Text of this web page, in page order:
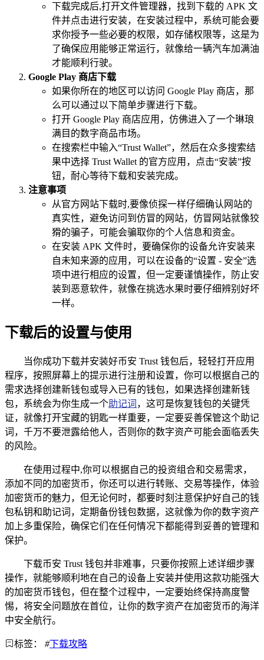
下载完成后,打开文件管理器，找到下载的 APK 文
件并点击进行安装，在安装过程中，系统可能会要
求你授予一些必要的权限，如存储权限等，这是为
了确保应用能够正常运行，就像给一辆汽车加满油
才能顺利行驶。
Google Play 商店下载
如果你所在的地区可以访问 Google Play 商店，那
么可以通过以下简单步骤进行下载。
打开 Google Play 商店应用，仿佛进入了一个琳琅
满目的数字商品市场。
在搜索栏中输入“Trust Wallet”，然后在众多搜索结
果中选择 Trust Wallet 的官方应用，点击“安装”按
钮，耐心等待下载和安装完成。
注意事项
从官方网站下载时,要像侦探一样仔细确认网站的
真实性，避免访问到仿冒的网站，仿冒网站就像狡
猾的骗子，可能会骗取你的个人信息和资金。
在安装 APK 文件时，要确保你的设备允许安装来
自未知来源的应用，可以在设备的“设置 - 安全”选
项中进行相应的设置，但一定要谨慎操作，防止安
装到恶意软件，就像在挑选水果时要仔细辨别好坏
一样。
下载后的设置与使用
当你成功下载并安装好币安 Trust 钱包后，轻轻打开应用
程序，按照屏幕上的提示进行注册和设置，你可以根据自己的
需求选择创建新钱包或导入已有的钱包，如果选择创建新钱
包，系统会为你生成一个助记词 ，这可是恢复钱包的关键凭
证，就像打开宝藏的钥匙一样重要，一定要妥善保管这个助记
词，千万不要泄露给他人，否则你的数字资产可能会面临丢失
的风险。
在使用过程中,你可以根据自己的投资组合和交易需求，
添加不同的加密货币，你还可以进行转账、交易等操作，体验
加密货币的魅力，但无论何时，都要时刻注意保护好自己的钱
包私钥和助记词，定期备份钱包数据，这就像为你的数字资产
加上多重保险，确保它们在任何情况下都能得到妥善的管理和
保护。
下载币安 Trust 钱包并非难事，只要你按照上述详细步骤
操作，就能够顺利地在自己的设备上安装并使用这款功能强大
的加密货币钱包，但在整个过程中，一定要始终保持高度警
惕，将安全问题放在首位，让你的数字资产在加密货币的海洋
中安全航行。
标签： #下载攻略